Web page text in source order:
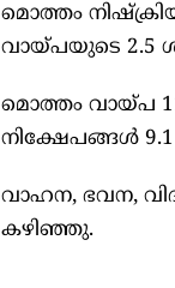
മൊത്തം
വായ്‌പയുടെ 2.5
മൊത്തം വായ്പ
നിക്ഷേപങ്ങള്‍ 9.1
വാഹന, ഭവന,
കഴിഞ്ഞു.